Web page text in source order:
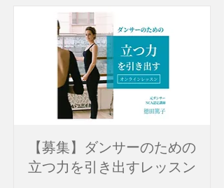
【募集】ダンサーのための
立つ力を引き出すレッスン